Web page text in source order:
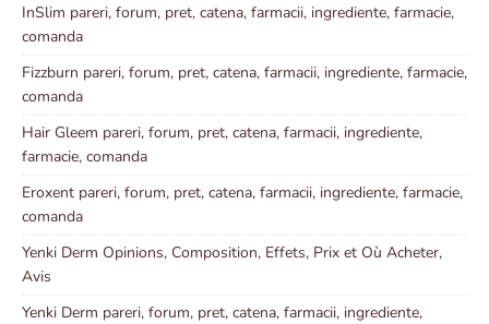
InSlim pareri, forum, pret, catena, farmacii, ingrediente, farmacie,
comanda
Fizzburn pareri, forum, pret, catena, farmacii, ingrediente, farmacie,
comanda
Hair Gleem pareri, forum, pret, catena, farmacii, ingrediente,
farmacie, comanda
Eroxent pareri, forum, pret, catena, farmacii, ingrediente, farmacie,
comanda
Yenki Derm Opinions, Composition, Effets, Prix et Où Acheter,
Avis
Yenki Derm pareri, forum, pret, catena, farmacii, ingrediente,